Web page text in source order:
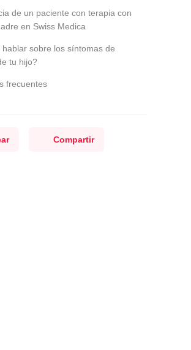
de un paciente con terapia con
en Swiss Medica
hablar sobre los síntomas de
tu hijo?
frecuentes
Compartir